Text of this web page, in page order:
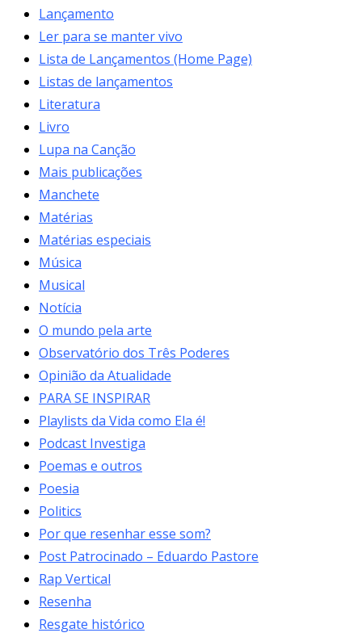
Lançamento
Ler para se manter vivo
Lista de Lançamentos (Home Page)
Listas de lançamentos
Literatura
Livro
Lupa na Canção
Mais publicações
Manchete
Matérias
Matérias especiais
Música
Musical
Notícia
O mundo pela arte
Observatório dos Três Poderes
Opinião da Atualidade
PARA SE INSPIRAR
Playlists da Vida como Ela é!
Podcast Investiga
Poemas e outros
Poesia
Politics
Por que resenhar esse som?
Post Patrocinado – Eduardo Pastore
Rap Vertical
Resenha
Resgate histórico